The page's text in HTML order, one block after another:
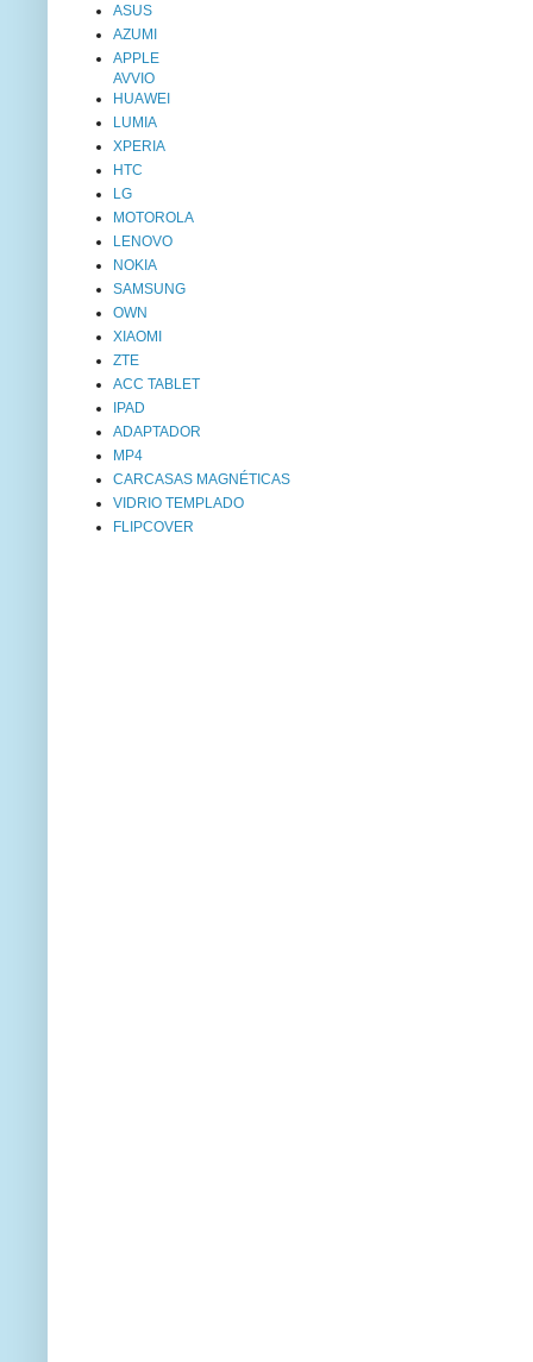
ASUS
AZUMI
APPLE
AVVIO
HUAWEI
LUMIA
XPERIA
HTC
LG
MOTOROLA
LENOVO
NOKIA
SAMSUNG
OWN
XIAOMI
ZTE
ACC TABLET
IPAD
ADAPTADOR
MP4
CARCASAS MAGNÉTICAS
VIDRIO TEMPLADO
FLIPCOVER